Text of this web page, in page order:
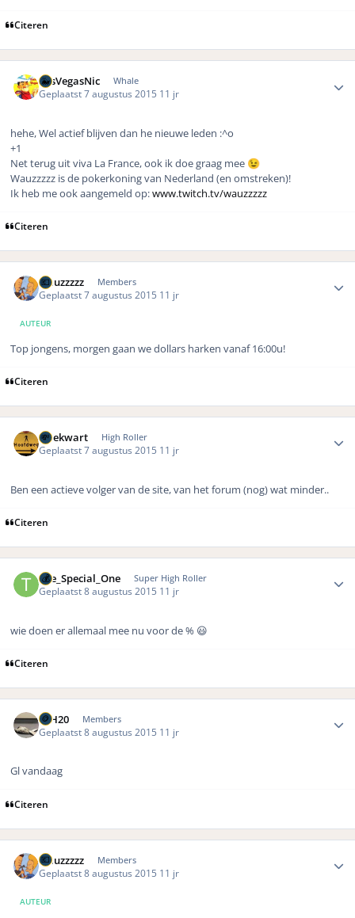
Citeren
LasVegasNic Whale
Geplaatst7 augustus 2015 11 jr
hehe, Wel actief blijven dan he nieuwe leden :^o
+1
Net terug uit viva La France, ook ik doe graag mee 😉
Wauzzzzz is de pokerkoning van Nederland (en omstreken)!
Ik heb me ook aangemeld op:www.twitch.tv/wauzzzzz
Citeren
wauzzzzz Members
Geplaatst7 augustus 2015 11 jr
AUTEUR
Top jongens, morgen gaan we dollars harken vanaf 16:00u!
Citeren
driekwart High Roller
Geplaatst7 augustus 2015 11 jr
Ben een actieve volger van de site, van het forum (nog) wat minder..
Citeren
The_Special_One Super High Roller
Geplaatst8 augustus 2015 11 jr
wie doen er allemaal mee nu voor de % 😃
Citeren
LLH20 Members
Geplaatst8 augustus 2015 11 jr
Gl vandaag
Citeren
wauzzzzz Members
Geplaatst8 augustus 2015 11 jr
AUTEUR